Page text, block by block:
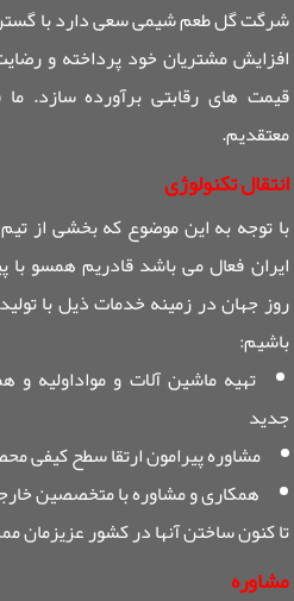
شرگت گل طعم شیمی سعی دارد با
افزایش مشتریان خود پرداخته و
قیمت های رقابتی برآورده سازد.
معتقدیم.
انتقال تکنولوژی
با توجه به این موضوع که بخشی از
ایران فعال می باشد قادریم همسو
روز جهان در زمینه خدمات ذیل با
باشیم:
تهیه ماشین آلات و مواداولیه
جدید
مشاوره پیرامون ارتقا سطح کیفی
همکاری و مشاوره با متخصصین
تا کنون ساختن آنها در کشور عزیزمان
مشاوره